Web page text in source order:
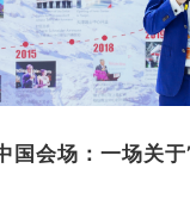
国会场：一场关于